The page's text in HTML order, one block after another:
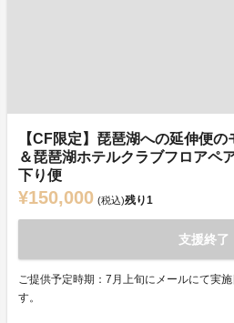
【CF限定】琵琶湖への延伸便
＆琵琶湖ホテルクラブフロア
下り便
¥150,000 (税込)残り1
支援終了
ご提供予定時期：7月上旬にメールにて実
す。